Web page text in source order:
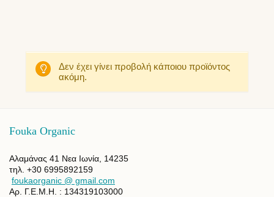
Δεν έχει γίνει προβολή κάποιου προϊόντος
ακόμη.
Fouka Organic
Αλαμάνας 41 Νεα Ιωνία, 14235
τηλ. +30 6995892159
foukaorganic @ gmail.com
Αρ. Γ.Ε.Μ.Η. : 134319103000